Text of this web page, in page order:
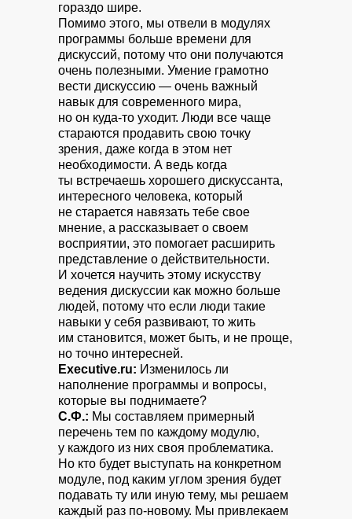
гораздо шире.
Помимо этого, мы отвели в модулях
программы больше времени для
дискуссий, потому что они получаются
очень полезными. Умение грамотно
вести дискуссию — очень важный
навык для современного мира,
но он куда-то уходит. Люди все чаще
стараются продавить свою точку
зрения, даже когда в этом нет
необходимости. А ведь когда
ты встречаешь хорошего дискуссанта,
интересного человека, который
не старается навязать тебе свое
мнение, а рассказывает о своем
восприятии, это помогает расширить
представление о действительности.
И хочется научить этому искусству
ведения дискуссии как можно больше
людей, потому что если люди такие
навыки у себя развивают, то жить
им становится, может быть, и не проще,
но точно интересней.
Executive.ru: Изменилось ли
наполнение программы и вопросы,
которые вы поднимаете?
С.Ф.: Мы составляем примерный
перечень тем по каждому модулю,
у каждого из них своя проблематика.
Но кто будет выступать на конкретном
модуле, под каким углом зрения будет
подавать ту или иную тему, мы решаем
каждый раз по-новому. Мы привлекаем